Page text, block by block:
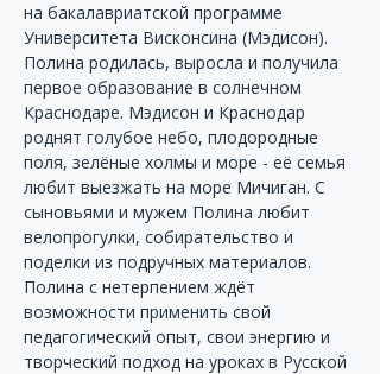
на бакалавриатской программе
Университета Висконсина (Мэдисон).
Полина родилась, выросла и получила
первое образование в солнечном
Краснодаре. Мэдисон и Краснодар
роднят голубое небо, плодородные
поля, зелёные холмы и море - её семья
любит выезжать на море Мичиган. С
сыновьями и мужем Полина любит
велопрогулки, собирательство и
поделки из подручных материалов.
Полина с нетерпением ждёт
возможности применить свой
педагогический опыт, свои энергию и
творческий подход на уроках в Русской